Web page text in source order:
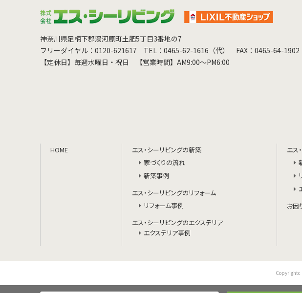
神奈川県足柄下郡湯河原町土肥5丁目3番地の7
フリーダイヤル：0120-621617
TEL：0465-62-1616（代）
FAX：0465-64-1902
【定休日】毎週水曜日・祝日
【営業時間】AM9:00～PM6:00
HOME
エス・シーリビングの新築
家づくりの流れ
新築事例
エス・シーリビングのリフォーム
リフォーム事例
エス・シーリビングのエクステリア
エクステリア事例
エス
お困
Copyrightc